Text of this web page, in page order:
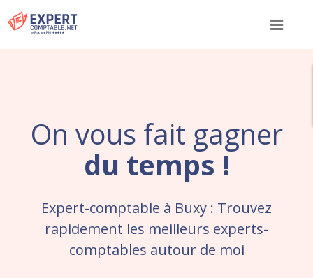
Menu
On vous fait gagner
du temps !
Expert-comptable à Buxy : Trouvez
rapidement les meilleurs experts-
comptables autour de moi